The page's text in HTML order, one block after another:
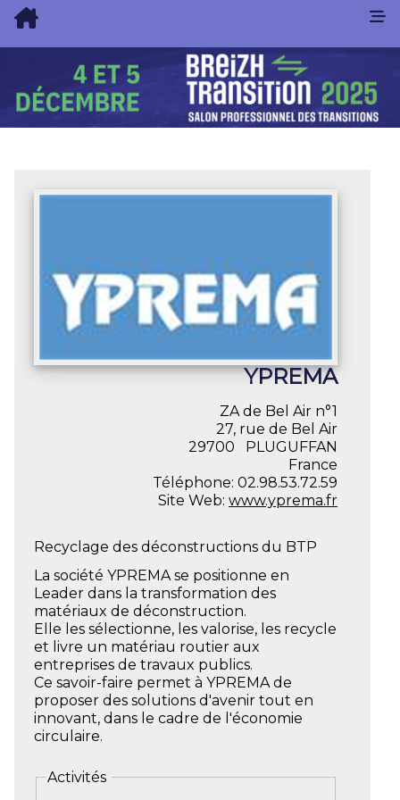
YPREMA
ZA de Bel Air n°1
27, rue de Bel Air
29700
PLUGUFFAN
France
Téléphone: 02.98.53.72.59
Site Web: www.yprema.fr
Recyclage des déconstructions du BTP
La société YPREMA se positionne en
Leader dans la transformation des
matériaux de déconstruction.
Elle les sélectionne, les valorise, les recycle
et livre un matériau routier aux
entreprises de travaux publics.
Ce savoir-faire permet à YPREMA de
proposer des solutions d'avenir tout en
innovant, dans le cadre de l'économie
circulaire.
Activités